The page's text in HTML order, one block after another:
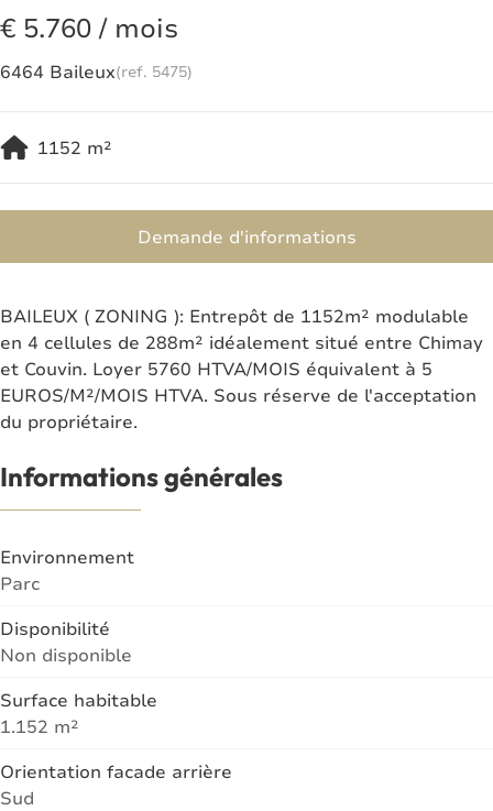
€ 5.760 / mois
6464 Baileux(ref. 5475)
1152 m²
Demande d'informations
BAILEUX ( ZONING ): Entrepôt de 1152m² modulable
en 4 cellules de 288m² idéalement situé entre Chimay
et Couvin. Loyer 5760 HTVA/MOIS équivalent à 5
EUROS/M²/MOIS HTVA. Sous réserve de l'acceptation
du propriétaire.
Informations générales
Environnement
Parc
Disponibilité
Non disponible
Surface habitable
1.152 m²
Orientation facade arrière
Sud